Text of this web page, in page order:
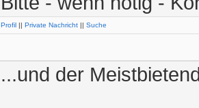
Profil || Private Nachricht || Suche
...und der